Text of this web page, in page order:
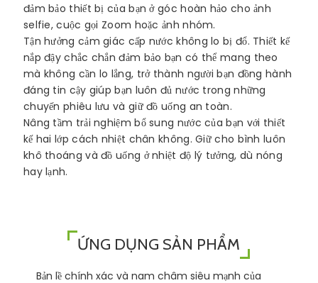
đảm bảo thiết bị của bạn ở góc hoàn hảo cho ảnh
selfie, cuộc gọi Zoom hoặc ảnh nhóm.
Tận hưởng cảm giác cấp nước không lo bị đổ. Thiết kế
nắp đậy chắc chắn đảm bảo bạn có thể mang theo
mà không cần lo lắng, trở thành người bạn đồng hành
đáng tin cậy giúp bạn luôn đủ nước trong những
chuyến phiêu lưu và giữ đồ uống an toàn.
Nâng tầm trải nghiệm bổ sung nước của bạn với thiết
kế hai lớp cách nhiệt chân không. Giữ cho bình luôn
khô thoáng và đồ uống ở nhiệt độ lý tưởng, dù nóng
hay lạnh.
ỨNG DỤNG SẢN PHẨM
Bản lề chính xác và nam châm siêu mạnh của